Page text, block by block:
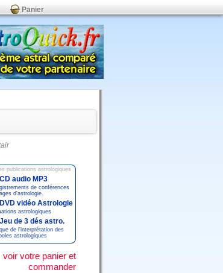
Panier
publications astrologiques
CD audio MP3
de conférences
d'astrologie.
DVD vidéo Astrologie
astrologiques
Jeu de 3 dés astro.
de l'interprétation des
astrologiques
voir votre panier et
commander